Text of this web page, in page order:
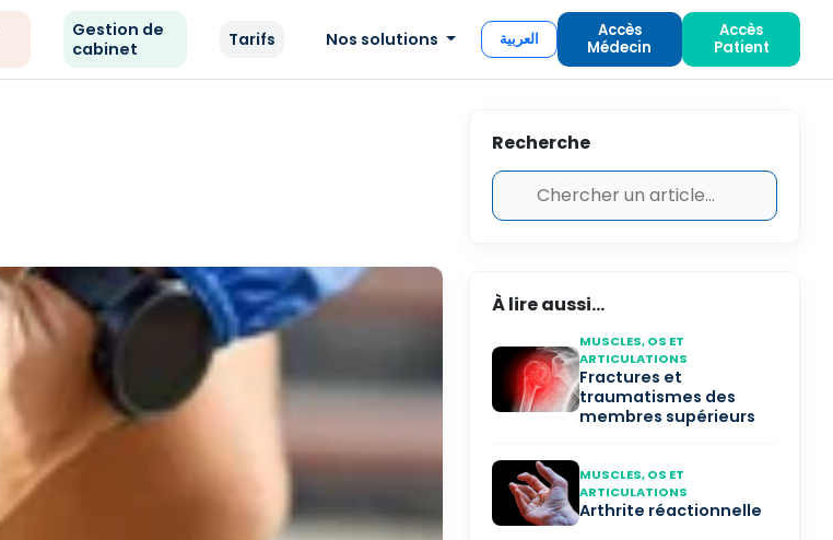
Gestion de
cabinet
Tarifs Nos solutions العربية
Accès
Médecin
Accès
Patient
Recherche
À lire aussi...
MUSCLES, OS ET
ARTICULATIONS
Fractures et
traumatismes des
membres supérieurs
MUSCLES, OS ET
ARTICULATIONS
Arthrite réactionnelle